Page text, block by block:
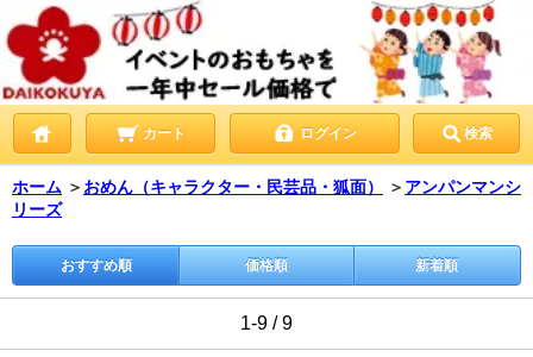
カート ログイン 検索
ホーム ＞ おめん（キャラクター・民芸品・狐面） ＞ アンパンマンシ
リーズ
おすすめ順 価格順 新着順
1-9 / 9